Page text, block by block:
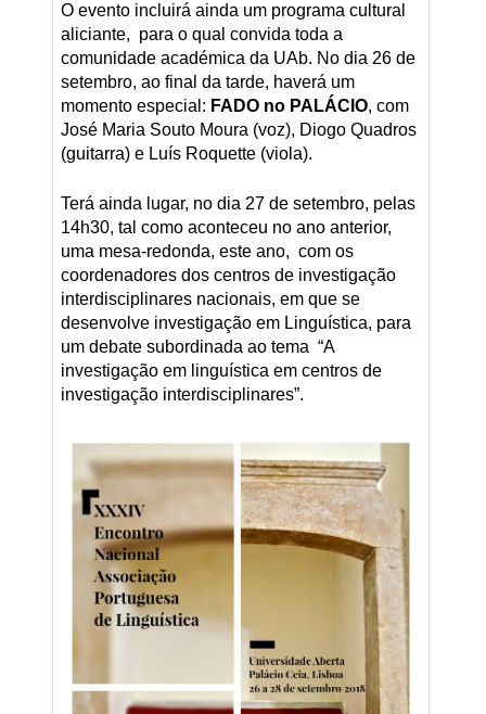
O evento incluirá ainda um programa cultural
aliciante, para o qual convida toda a
comunidade académica da UAb. No dia 26 de
setembro, ao final da tarde, haverá um
momento especial: FADO no PALÁCIO, com
José Maria Souto Moura (voz), Diogo Quadros
(guitarra) e Luís Roquette (viola).
Terá ainda lugar, no dia 27 de setembro, pelas
14h30, tal como aconteceu no ano anterior,
uma mesa-redonda, este ano, com os
coordenadores dos centros de investigação
interdisciplinares nacionais, em que se
desenvolve investigação em Linguística, para
um debate subordinada ao tema “A
investigação em linguística em centros de
investigação interdisciplinares”.